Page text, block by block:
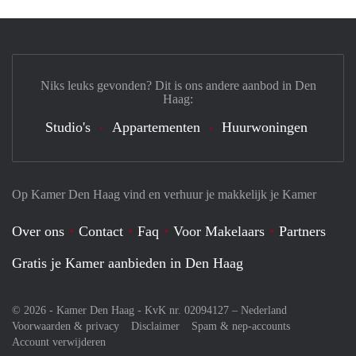
Op Kamer Den Haag vind en verhuur je makkelijk je Kamer
Over ons Contact Faq Voor Makelaars
Partners
Gratis je Kamer aanbieden in Den Haag
© 2026 - Kamer Den Haag - KvK nr. 02094127 – Nederland
Voorwaarden & privacy
Disclaimer
Spam & nep-accounts
Account verwijderen
Niks leuks gevonden? Dit is ons andere aanbod in Den
Haag:
Studio's Appartementen Huurwoningen